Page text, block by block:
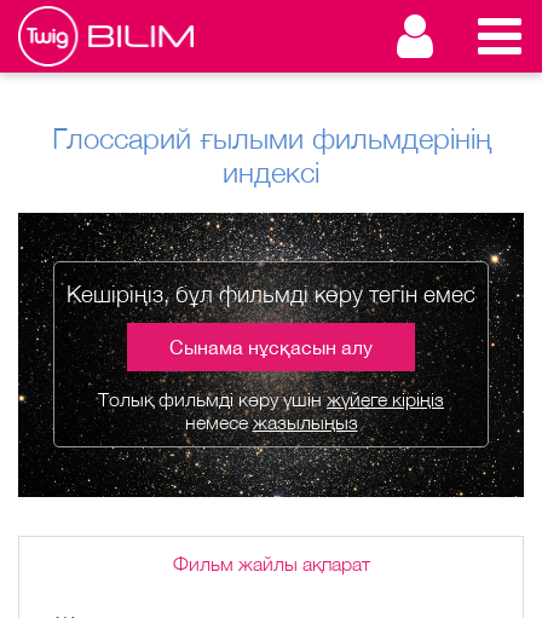
Глоссарий ғылыми фильмдерінің
индексі
Кешіріңіз, бұл фильмді көру тегін емес
Сынама нұсқасын алу
Толық фильмді көру үшінжүйеге кіріңіз
немесежазылыңыз
Фильм жайлы ақпарат